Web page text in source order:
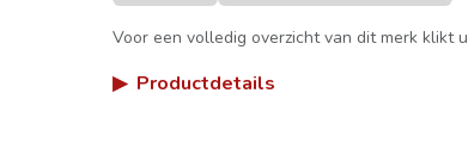
Voor een volledig overzicht van dit merk klikt u
▶ Productdetails